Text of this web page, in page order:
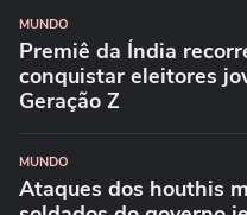
MUNDO
Premiê da Índia
conquistar eleitores
Geração Z
MUNDO
Ataques dos houthis